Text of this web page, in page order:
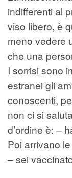
indifferenti al
viso libero, è
meno vedere
che una
I sorrisi sono
estranei gli
conoscenti,
non ci si
d’ordine è: –
Poi arrivano
– sei